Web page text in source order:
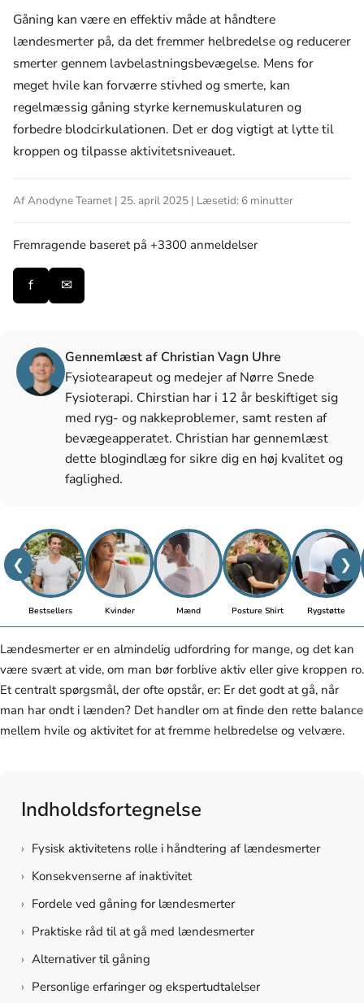
Gåning kan være en effektiv måde at håndtere
lændesmerter på, da det fremmer helbredelse og reducerer
smerter gennem lavbelastningsbevægelse. Mens for
meget hvile kan forværre stivhed og smerte, kan
regelmæssig gåning styrke kernemuskulaturen og
forbedre blodcirkulationen. Det er dog vigtigt at lytte til
kroppen og tilpasse aktivitetsniveauet.
Af Anodyne Teamet | 25. april 2025 | Læsetid: 6 minutter
Fremragende baseret på +3300 anmeldelser
f ✉
Gennemlæst af Christian Vagn Uhre
Fysiotearapeut og medejer af Nørre Snede
Fysioterapi. Chirstian har i 12 år beskiftiget sig
med ryg- og nakkeproblemer, samt resten af
bevægeapperatet. Christian har gennemlæst
dette blogindlæg for sikre dig en høj kvalitet og
faglighed.
❮ ❯
Bestsellers Kvinder Mænd Posture Shirt Rygstøtte
Lændesmerter er en almindelig udfordring for mange, og det kan
være svært at vide, om man bør forblive aktiv eller give kroppen ro.
Et centralt spørgsmål, der ofte opstår, er: Er det godt at gå, når
man har ondt i lænden? Det handler om at finde den rette balance
mellem hvile og aktivitet for at fremme helbredelse og velvære.
Indholdsfortegnelse
› Fysisk aktivitetens rolle i håndtering af lændesmerter
› Konsekvenserne af inaktivitet
› Fordele ved gåning for lændesmerter
› Praktiske råd til at gå med lændesmerter
› Alternativer til gåning
› Personlige erfaringer og ekspertudtalelser